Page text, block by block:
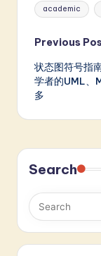
Tags:
academic
Post
Previous
状态图符号指
学者的UML、
多
Search